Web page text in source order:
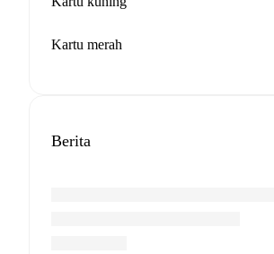
Kartu merah
Berita